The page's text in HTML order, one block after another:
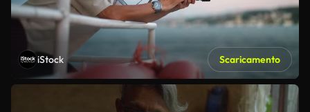
iStock Scaricamento